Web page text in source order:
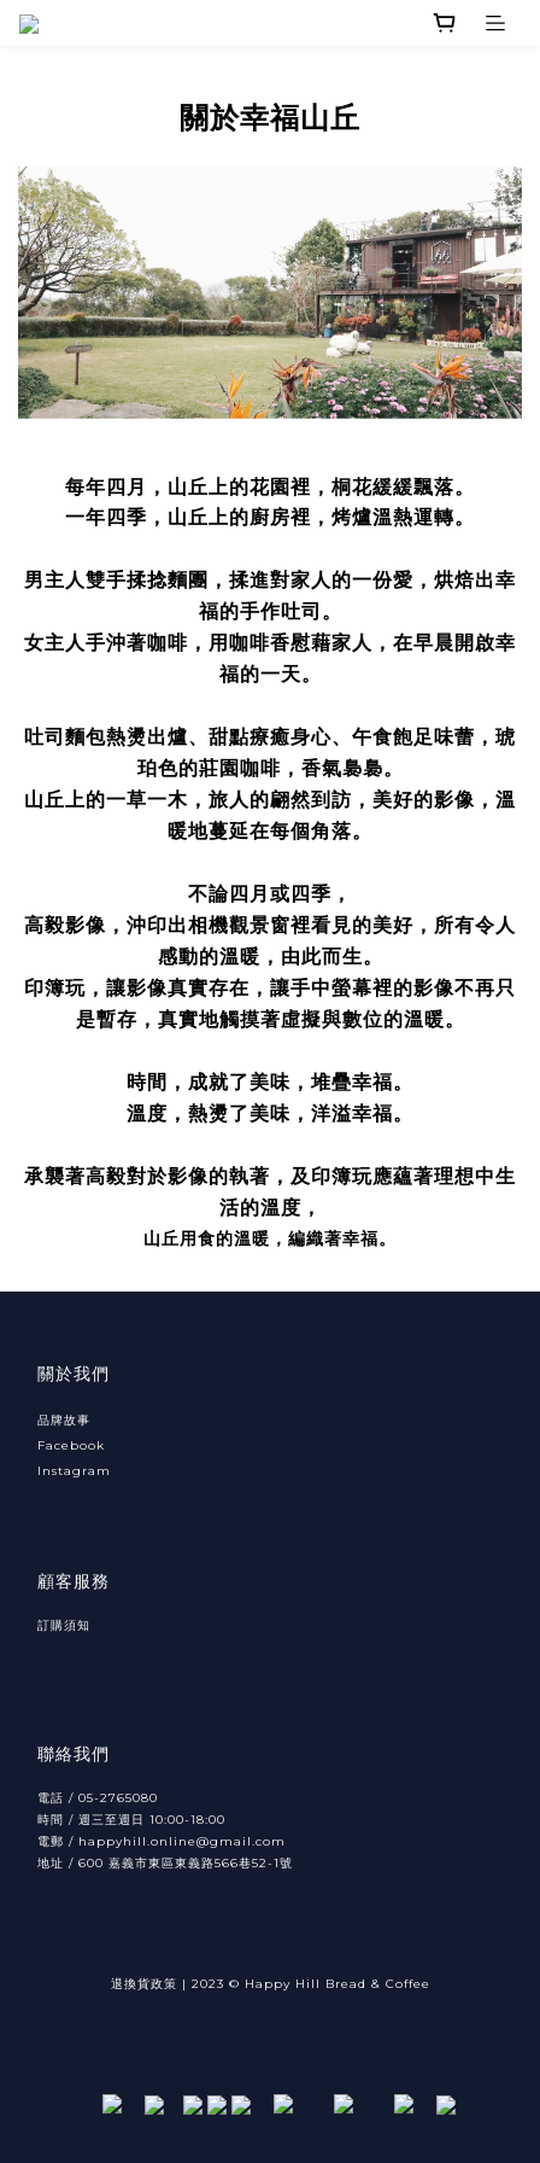
關於幸福山丘
每年四月，山丘上的花園裡，桐花緩緩飄落。
一年四季，山丘上的廚房裡，烤爐溫熱運轉。
男主人雙手揉捻麵團，揉進對家人的一份愛，烘焙出幸
福的手作吐司。
女主人手沖著咖啡，用咖啡香慰藉家人，在早晨開啟幸
福的一天。
吐司麵包熱燙出爐、甜點療癒身心、午食飽足味蕾，琥
珀色的莊園咖啡，香氣裊裊。
山丘上的一草一木，旅人的翩然到訪，美好的影像，溫
暖地蔓延在每個角落。
不論四月或四季，
高毅影像，沖印出相機觀景窗裡看見的美好，所有令人
感動的溫暖，由此而生。
印簿玩，讓影像真實存在，讓手中螢幕裡的影像不再只
是暫存，真實地觸摸著虛擬與數位的溫暖。
時間，成就了美味，堆疊幸福。
溫度，熱燙了美味，洋溢幸福。
承襲著高毅對於影像的執著，及印簿玩應蘊著理想中生
活的溫度，
山丘用食的溫暖，編織著幸福。
關於我們
品牌故事
Facebook
Instagram
顧客服務
訂購須知
聯絡我們
電話 / 05-2765080
時間 / 週三至週日 10:00-18:00
電郵 / happyhill.online@gmail.com
地址 / 600 嘉義市東區東義路566巷52-1號
退換貨政策 | 2023 © Happy Hill Bread & Coffee